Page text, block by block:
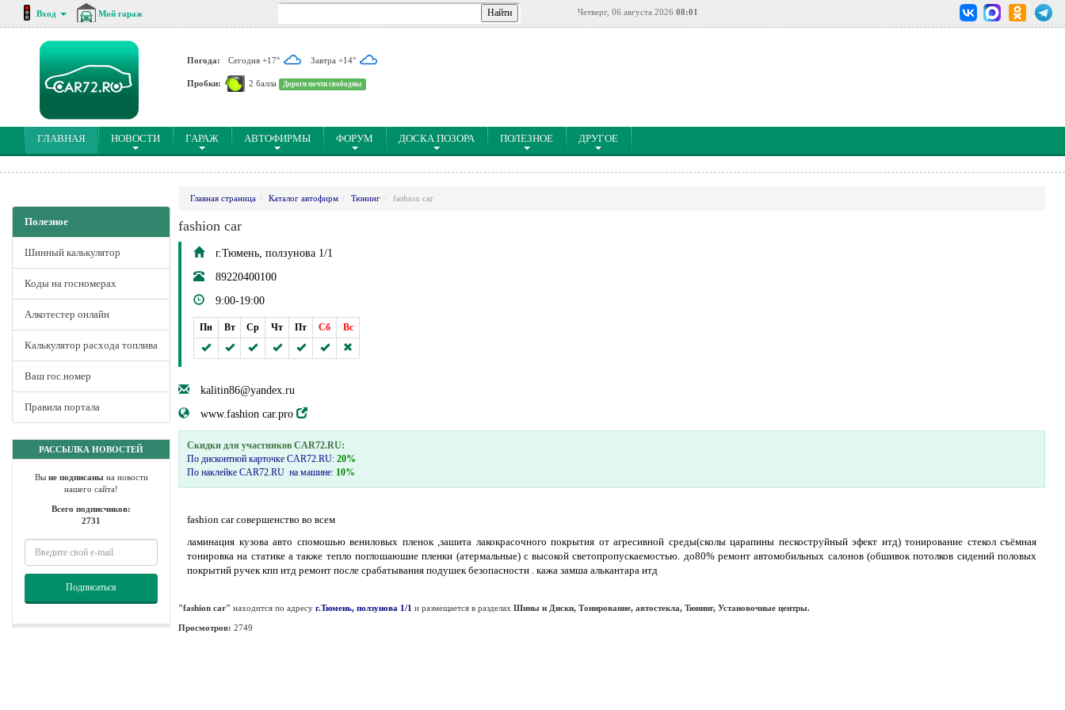
Вход Мой гараж Четверг, 06 августа 2026 08:01
Погода: Сегодня +17° Завтра +14°
Пробки: 2 балла Дороги почти свободны
ГЛАВНАЯ(CURRENT)
НОВОСТИ ГАРАЖ АВТОФИРМЫ ФОРУМ ДОСКА ПОЗОРА ПОЛЕЗНОЕ ДРУГОЕ
Полезное
Шинный калькулятор
Коды на госномерах
Алкотестер онлайн
Калькулятор расхода топлива
Ваш гос.номер
Правила портала
РАССЫЛКА НОВОСТЕЙ
Вы не подписанына новости
нашего сайта!
Всего подписчиков:
2731
Подписаться
Главная страница Каталог автофирм Тюнинг fashion car
fashion car
г.Тюмень, ползунова 1/1
89220400100
9:00-19:00
Пн Вт Ср Чт Пт Сб Вс
kalitin86@yandex.ru
www.fashion car.pro
Скидки для участников CAR72.RU:
По дисконтной карточке CAR72.RU: 20%
По наклейке CAR72.RU на машине: 10%
fashion car совершенство во всем
ламинация кузова авто спомошью вениловых пленок ,зашита лакокрасочного покрытия от агресивной среды(сколы царапины пескоструйный эфект итд) тонирование стекол cъёмная
тонировка на статике а также тепло поглошаюшие пленки (атермальные) c высокой светопропускаемостью. до80% ремонт автомобильных салонов (обшивок потолков сидений половых
покрытий ручек кпп итд ремонт после срабатывания подушек безопасности . кажа замша алькантара итд
"fashion car" находится по адресу г.Тюмень, ползунова 1/1 и размещается в разделах Шины и Диски, Тонирование, автостекла, Тюнинг, Установочные центры.
Просмотров: 2749